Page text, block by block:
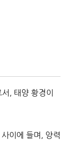
, 태양 황경이
이에 들며, 양력